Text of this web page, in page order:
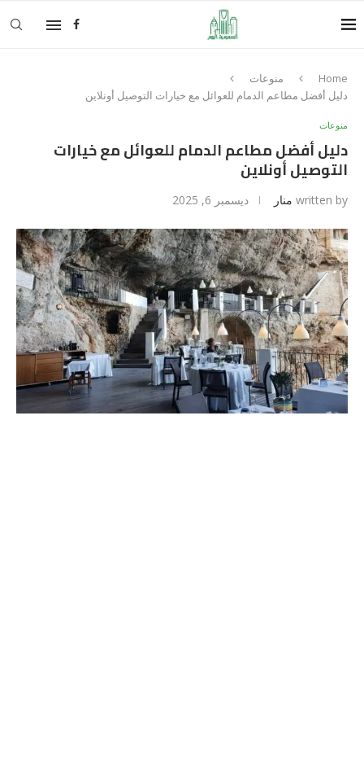
Home
منوعات
دليل أفضل مطاعم الدمام للعوائل مع خيارات التوصيل أونلاين
منوعات
دليل أفضل مطاعم الدمام للعوائل مع خيارات
التوصيل أونلاين
written by منار ديسمبر 6, 2025